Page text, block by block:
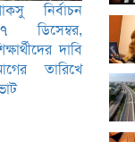
নির্বাচন
ডিসেম্বর,
দাবি
তারিখে